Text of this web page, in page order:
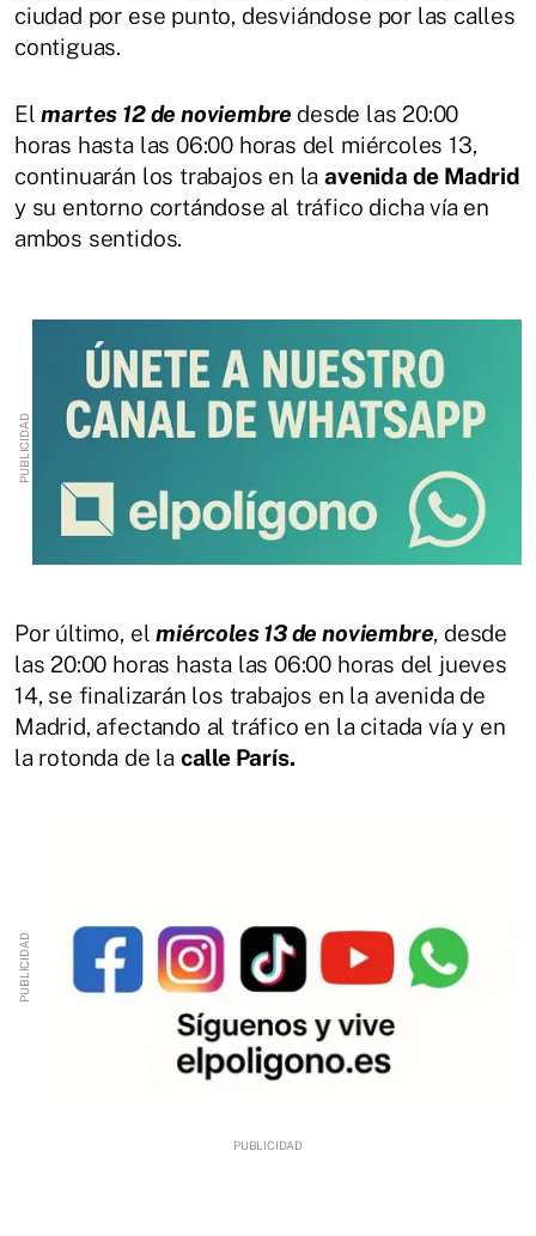
ciudad por ese punto, desviándose por las calles
contiguas.
Elmartes 12 de noviembre desde las 20:00
horas hasta las 06:00 horas del miércoles 13,
continuarán los trabajos en laavenida de Madrid
y su entorno cortándose al tráfico dicha vía en
ambos sentidos.
Por último, elmiércoles 13 de noviembre, desde
las 20:00 horas hasta las 06:00 horas del jueves
14, se finalizarán los trabajos en la avenida de
Madrid, afectando al tráfico en la citada vía y en
la rotonda de la calle París.